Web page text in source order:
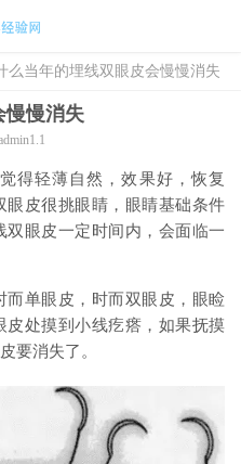
么当年的埋线双眼皮会慢慢消失
慢慢消失
轻薄自然，效果好，恢复
皮很挑眼睛，眼睛基础条件
眼皮一定时间内，会面临一
单眼皮，时而双眼皮，眼睑
皮处摸到小线疙瘩，如果抚摸
要消失了。